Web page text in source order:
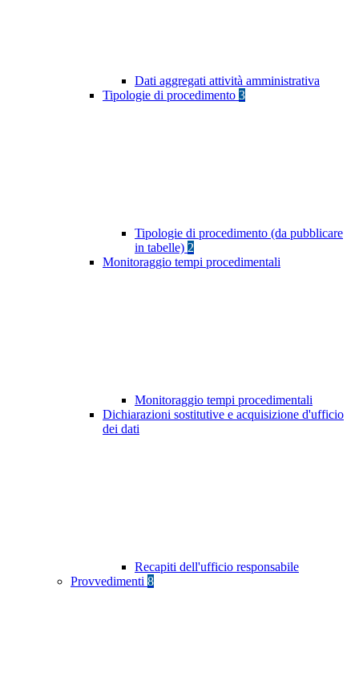
Dati aggregati attività amministrativa
Tipologie di procedimento 3
Tipologie di procedimento (da pubblicare
in tabelle) 2
Monitoraggio tempi procedimentali
Monitoraggio tempi procedimentali
Dichiarazioni sostitutive e acquisizione d'ufficio
dei dati
Recapiti dell'ufficio responsabile
Provvedimenti 8